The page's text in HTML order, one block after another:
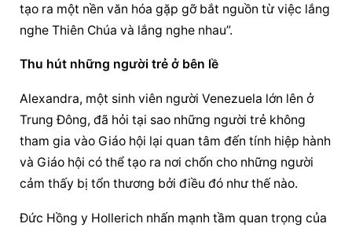
tạo ra một nền văn hóa gặp gỡ bắt nguồn từ việc lắng
nghe Thiên Chúa và lắng nghe nhau”.
Thu hút những người trẻ ở bên lề
Alexandra, một sinh viên người Venezuela lớn lên ở
Trung Đông, đã hỏi tại sao những người trẻ không
tham gia vào Giáo hội lại quan tâm đến tính hiệp hành
và Giáo hội có thể tạo ra nơi chốn cho những người
cảm thấy bị tổn thương bởi điều đó như thế nào.
Đức Hồng y Hollerich nhấn mạnh tầm quan trọng của